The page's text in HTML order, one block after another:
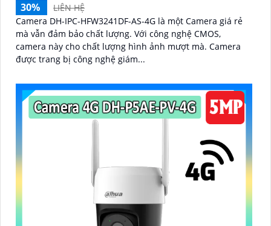
30%
LIÊN HỆ
Camera DH-IPC-HFW3241DF-AS-4G là một Camera giá rẻ
mà vẫn đảm bảo chất lượng. Với công nghệ CMOS,
camera này cho chất lượng hình ảnh mượt mà. Camera
được trang bị công nghệ giám...